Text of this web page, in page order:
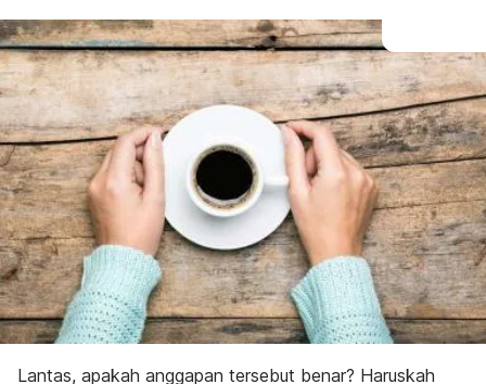
Lantas, apakah anggapan tersebut benar? Haruskah